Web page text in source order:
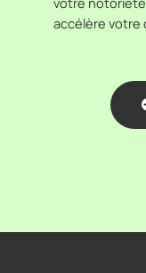
accélère votre